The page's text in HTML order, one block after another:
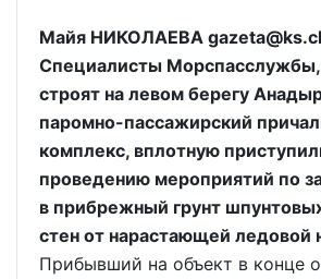
Майя НИКОЛАЕВА
Специалисты
строят на левом берегу
паромно-пассажирский
комплекс, вплотную
проведению мероприятий по
в прибрежный грунт
стен от нарастающей ледовой
Прибывший на объект в конце